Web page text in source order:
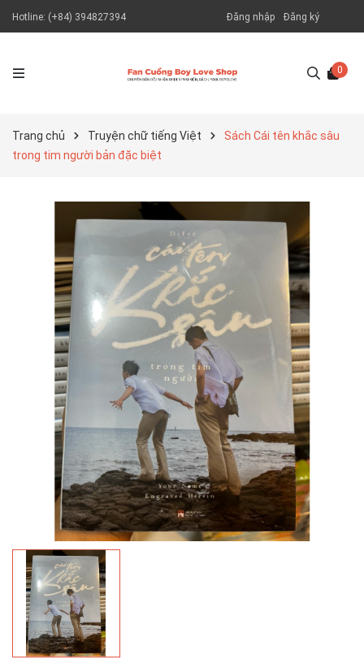
Hotline: (+84) 394827394 Đăng nhập Đăng ký
0
Trang chủ Truyện chữ tiếng Việt
Sách Cái tên khắc sâu
trong tim người bản đặc biệt